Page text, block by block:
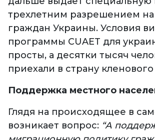
трехлетним разрешением на
граждан Украины. Условия
программы CUAET для
просты, а десятки тысяч
приехали в страну кленового
Поддержка местного
Глядя на происходящее в
возникает вопрос: “А